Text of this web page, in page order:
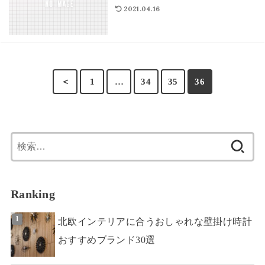
2021.04.16
＜ 1 … 34 35 36
索:
Ranking
北欧インテリアに合うおしゃれな壁掛け時計
おすすめブランド30選